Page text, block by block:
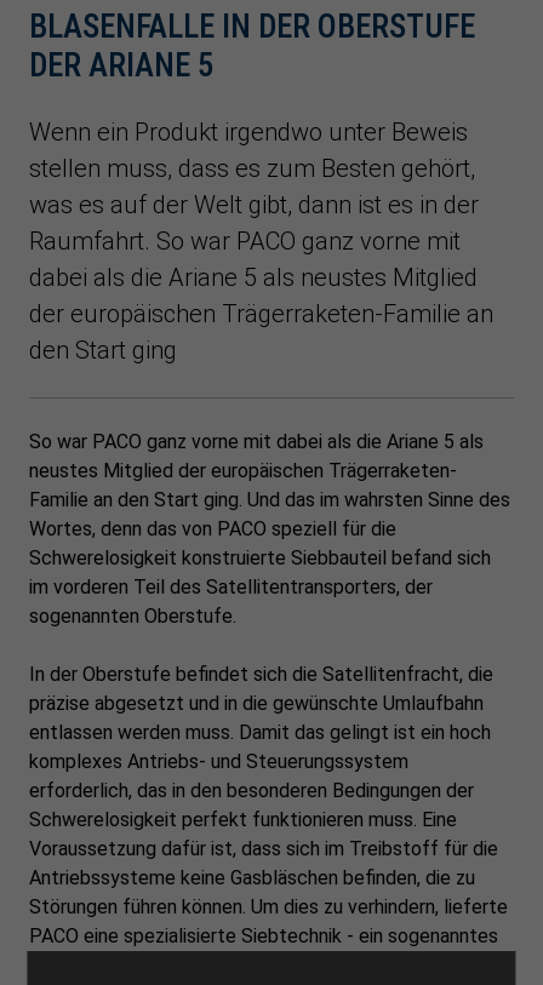
BLASENFALLE IN DER OBERSTUFE
DER ARIANE 5
Wenn ein Produkt irgendwo unter Beweis
stellen muss, dass es zum Besten gehört,
was es auf der Welt gibt, dann ist es in der
Raumfahrt. So war PACO ganz vorne mit
dabei als die Ariane 5 als neustes Mitglied
der europäischen Trägerraketen-Familie an
den Start ging
So war PACO ganz vorne mit dabei als die Ariane 5 als
neustes Mitglied der europäischen Trägerraketen-
Familie an den Start ging. Und das im wahrsten Sinne des
Wortes, denn das von PACO speziell für die
Schwerelosigkeit konstruierte Siebbauteil befand sich
im vorderen Teil des Satellitentransporters, der
sogenannten Oberstufe.
In der Oberstufe befindet sich die Satellitenfracht, die
präzise abgesetzt und in die gewünschte Umlaufbahn
entlassen werden muss. Damit das gelingt ist ein hoch
komplexes Antriebs- und Steuerungssystem
erforderlich, das in den besonderen Bedingungen der
Schwerelosigkeit perfekt funktionieren muss. Eine
Voraussetzung dafür ist, dass sich im Treibstoff für die
Antriebssysteme keine Gasbläschen befinden, die zu
Störungen führen können. Um dies zu verhindern, lieferte
PACO eine spezialisierte Siebtechnik - ein sogenanntes